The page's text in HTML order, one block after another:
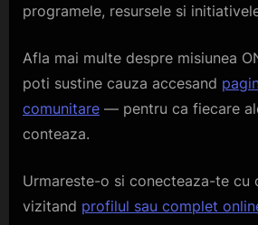
programele, resursele si
Afla mai multe despre misiunea
poti sustine cauza accesand
comunitare — pentru ca fiecare
conteaza.
Urmareste-o si conecteaza-te cu
vizitand profilul sau complet